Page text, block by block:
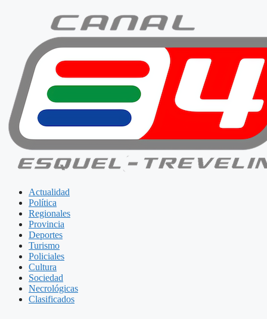
Actualidad
Política
Regionales
Provincia
Deportes
Turismo
Policiales
Cultura
Sociedad
Necrológicas
Clasificados